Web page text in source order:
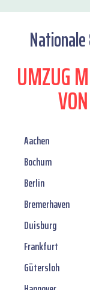
UMZUG
Aachen
Bochum
Berlin
Bremerhaven
Duisburg
Frankfurt
Gütersloh